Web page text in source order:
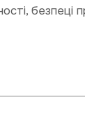
безпеці